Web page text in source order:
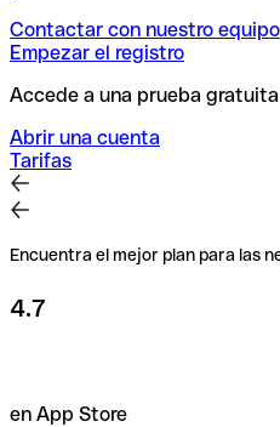
Contactar con nuestro equipo
Empezar el registro
Accede a una prueba
Abrir una cuenta
Tarifas
Encuentra el mejor plan para las
4.7
en App Store